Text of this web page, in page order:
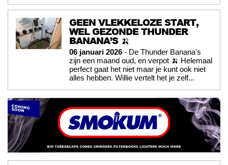
GEEN VLEKKELOZE START,
WEL GEZONDE THUNDER
BANANA’S 🍌
06 januari 2026 - De Thunder Banana's
zijn een maand oud, en verpot 🍌 Helemaal
perfect gaat het niet maar je kunt ook niet
alles hebben. Willie vertelt het je zelf...